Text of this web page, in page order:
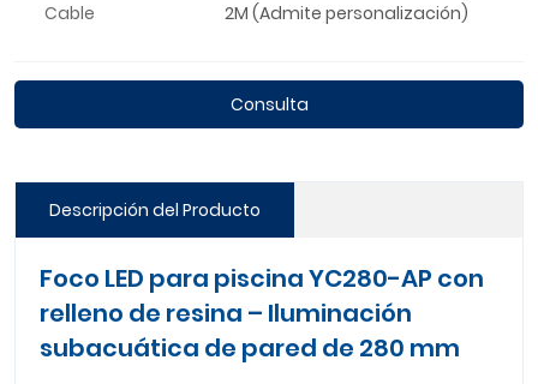
Cable 2M (Admite personalización)
Consulta
Descripción del Producto
Foco LED para piscina YC280-AP con
relleno de resina – Iluminación
subacuática de pared de 280 mm